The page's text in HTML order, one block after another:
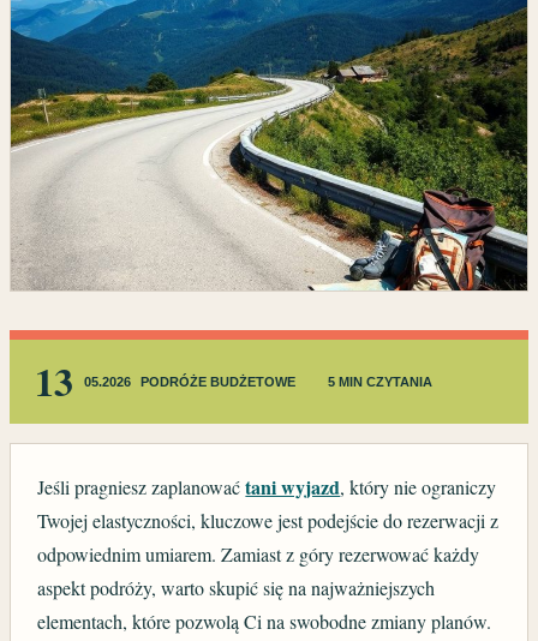
13 05.2026 PODRÓŻE BUDŻETOWE 5 MIN CZYTANIA
Jeśli pragniesz zaplanowaćtani wyjazd, który nie ograniczy
Twojej elastyczności, kluczowe jest podejście do rezerwacji z
odpowiednim umiarem. Zamiast z góry rezerwować każdy
aspekt podróży, warto skupić się na najważniejszych
elementach, które pozwolą Ci na swobodne zmiany planów.